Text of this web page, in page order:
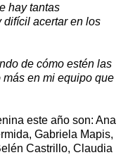
hay tantas
difícil acertar en los
de cómo estén las
en mi equipo que
este año son: Ana
Gabriela Mapis,
Castrillo, Claudia